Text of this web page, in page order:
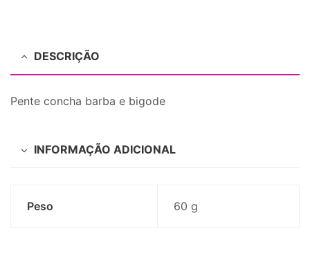
DESCRIÇÃO
Pente concha barba e bigode
INFORMAÇÃO ADICIONAL
Peso 60 g